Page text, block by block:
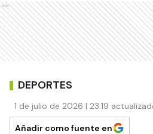
Ads
DEPORTES
1 de julio de 2026 | 23:19
Añadir como fuente en